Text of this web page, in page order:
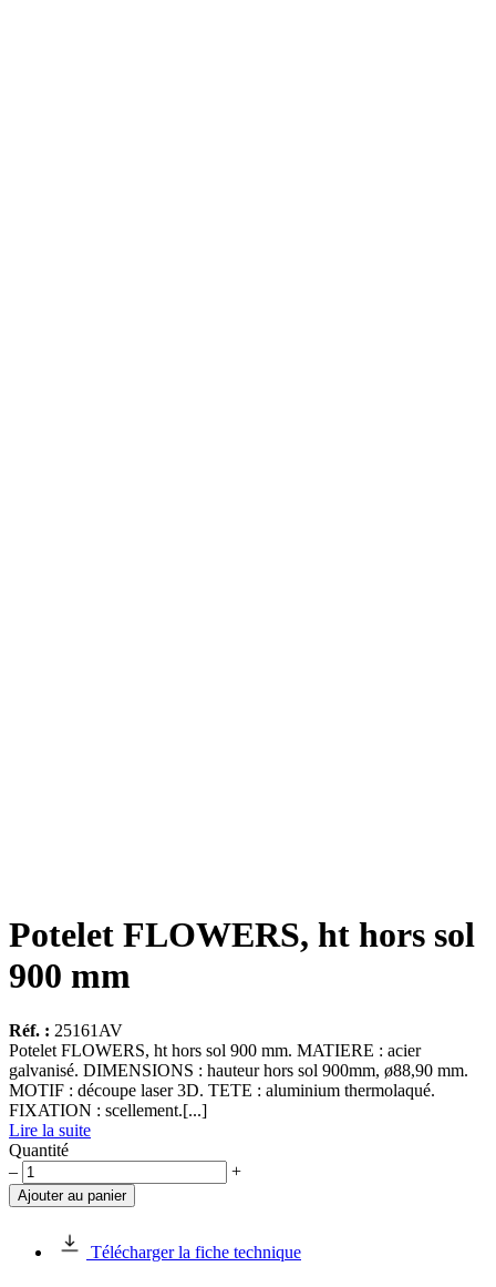
Potelet FLOWERS, ht hors sol
900 mm
Réf. : 25161AV
Potelet FLOWERS, ht hors sol 900 mm. MATIERE : acier
galvanisé. DIMENSIONS : hauteur hors sol 900mm, ø88,90 mm.
MOTIF : découpe laser 3D. TETE : aluminium thermolaqué.
FIXATION : scellement.[...]
Lire la suite
Quantité
quantité
de
Potelet
– +
Ajouter au panier
Télécharger la fiche technique